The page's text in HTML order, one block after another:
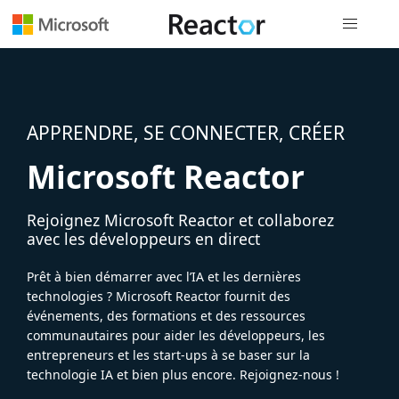
APPRENDRE, SE CONNECTER, CRÉER
Microsoft Reactor
Rejoignez Microsoft Reactor et collaborez
avec les développeurs en direct
Prêt à bien démarrer avec l’IA et les dernières
technologies ? Microsoft Reactor fournit des
événements, des formations et des ressources
communautaires pour aider les développeurs, les
entrepreneurs et les start-ups à se baser sur la
technologie IA et bien plus encore. Rejoignez-nous !